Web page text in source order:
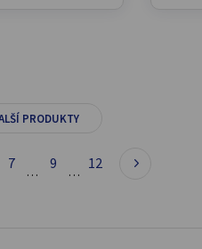
PRODUKTY
7 … 9 … 12